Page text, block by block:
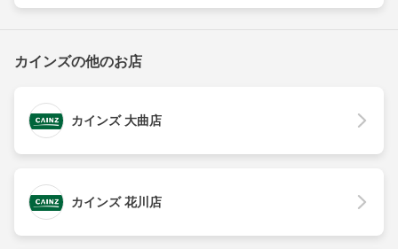
カインズの他のお店
カインズ 大曲店
カインズ 花川店